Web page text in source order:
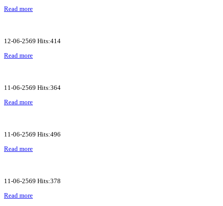
Read more
12-06-2569 Hits:414
Read more
11-06-2569 Hits:364
Read more
11-06-2569 Hits:496
Read more
11-06-2569 Hits:378
Read more